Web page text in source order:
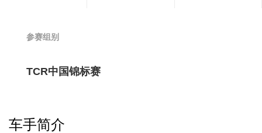
参赛组别
TCR中国锦标赛
车手简介